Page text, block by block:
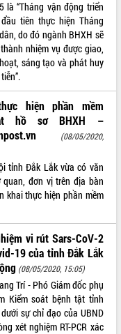
là “Tháng vận động triển
tiên thực hiện Tháng
do đó ngành BHXH sẽ
nhiệm vụ được giao,
sáng tạo và phát huy
hiện phần mềm
hồ sơ BHXH –
(08/05/2020,
tỉnh Đắk Lắk vừa có văn
đơn vị trên địa bàn
khai thực hiện phần mềm
vi rút Sars-CoV-2
19 của tỉnh Đắk Lắk
(08/05/2020, 15:05)
Trí - Phó Giám đốc phụ
Kiểm soát bệnh tật tỉnh
sự chỉ đạo của UBND
xét nghiệm RT-PCR xác